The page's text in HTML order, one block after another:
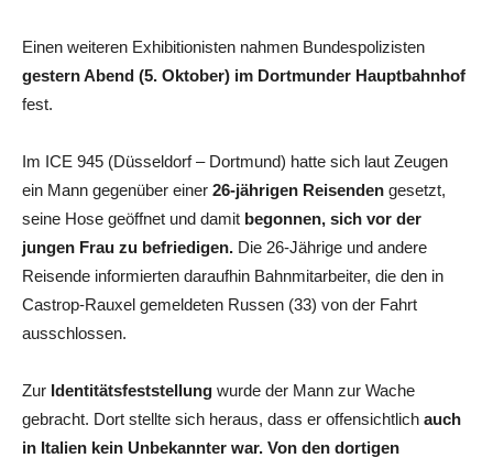
Einen weiteren Exhibitionisten nahmen Bundespolizisten
gestern Abend (5. Oktober) im Dortmunder Hauptbahnhof
fest.
Im ICE 945 (Düsseldorf – Dortmund) hatte sich laut Zeugen
ein Mann gegenüber einer 26-jährigen Reisenden gesetzt,
seine Hose geöffnet und damit begonnen, sich vor der
jungen Frau zu befriedigen. Die 26-Jährige und andere
Reisende informierten daraufhin Bahnmitarbeiter, die den in
Castrop-Rauxel gemeldeten Russen (33) von der Fahrt
ausschlossen.
Zur Identitätsfeststellung wurde der Mann zur Wache
gebracht. Dort stellte sich heraus, dass er offensichtlich auch
in Italien kein Unbekannter war. Von den dortigen